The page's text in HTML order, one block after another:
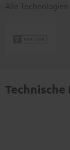
Alle
Technische